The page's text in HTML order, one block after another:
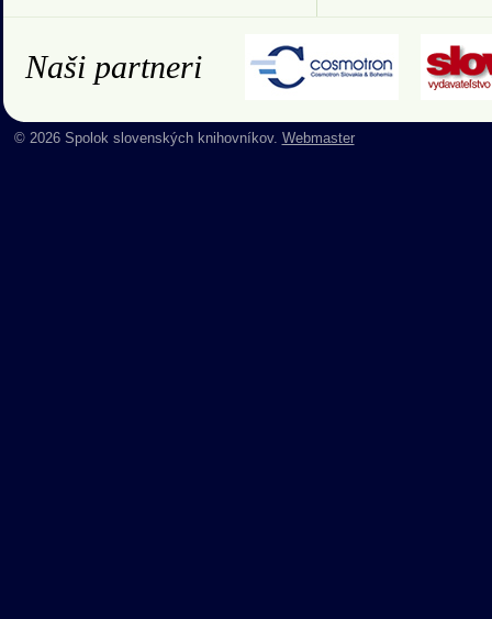
Naši partneri
© 2026 Spolok slovenských knihovníkov. Webmaster